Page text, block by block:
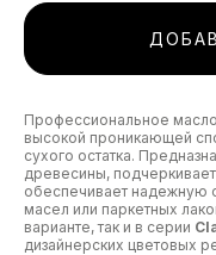
Профессиональное
высокой проникающей
сухого остатка.
древесины,
обеспечивает надежную
масел или паркетных
варианте, так и в серии
дизайнерских цветовых